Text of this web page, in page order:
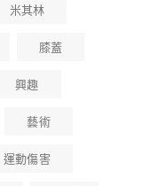
米其林
膝蓋
興趣
藝術
運動傷害